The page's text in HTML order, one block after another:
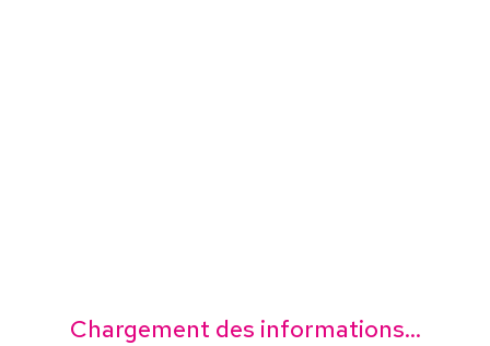
Chargement des informations...